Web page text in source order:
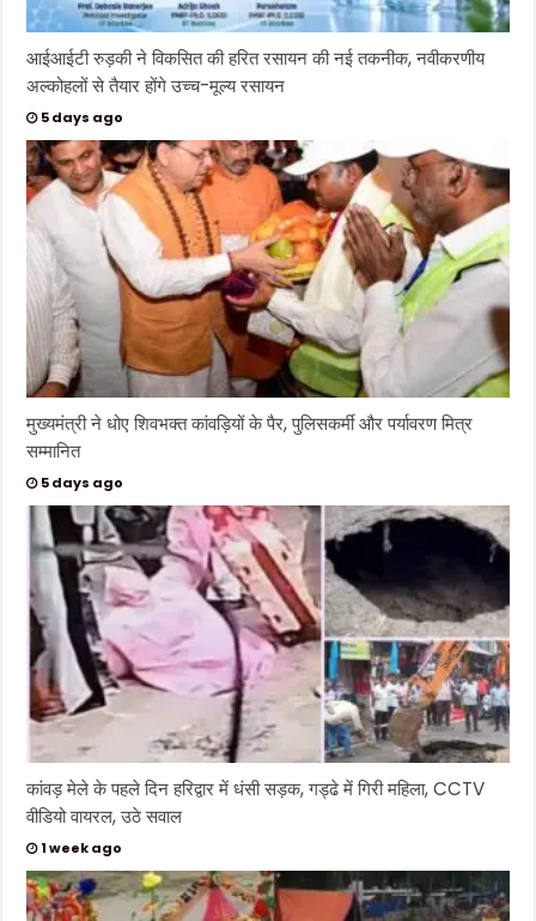
आईआईटी रुड़की ने विकसित की हरित रसायन की नई तकनीक, नवीकरणीय
अल्कोहलों से तैयार होंगे उच्च-मूल्य रसायन
5 days ago
मुख्यमंत्री ने धोए शिवभक्त कांवड़ियों के पैर, पुलिसकर्मी और पर्यावरण मित्र
सम्मानित
5 days ago
कांवड़ मेले के पहले दिन हरिद्वार में धंसी सड़क, गड्ढे में गिरी महिला, CCTV
वीडियो वायरल, उठे सवाल
1 week ago